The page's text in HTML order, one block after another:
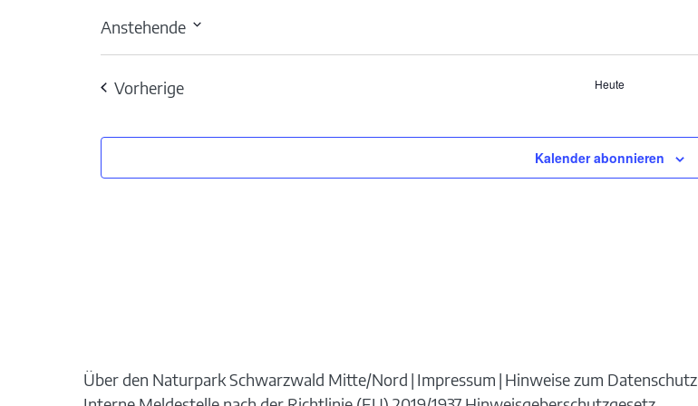
Anstehende
Datum
VorherigeVeranstaltungen Heute
Kalender abonnieren
Über den Naturpark Schwarzwald Mitte/Nord Impressum Hinweise zum Datenschutz